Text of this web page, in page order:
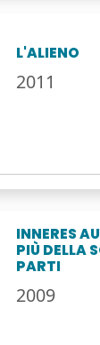
L'ALIENO
2011
INNERES
PIÙ DELLA
PARTI
2009